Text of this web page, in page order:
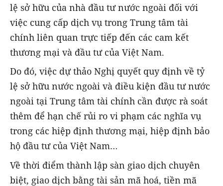
lệ sở hữu của nhà đầu tư nước ngoài đối với
việc cung cấp dịch vụ trong Trung tâm tài
chính liên quan trực tiếp đến các cam kết
thương mại và đầu tư của Việt Nam.
Do đó, việc dự thảo Nghị quyết quy định về tỷ
lệ sở hữu nước ngoài và điều kiện đầu tư nước
ngoài tại Trung tâm tài chính cần được rà soát
thêm để hạn chế rủi ro vi phạm các nghĩa vụ
trong các hiệp định thương mại, hiệp định bảo
hộ đầu tư của Việt Nam…
Về thời điểm thành lập sàn giao dịch chuyên
biệt, giao dịch bằng tài sản mã hoá, tiền mã